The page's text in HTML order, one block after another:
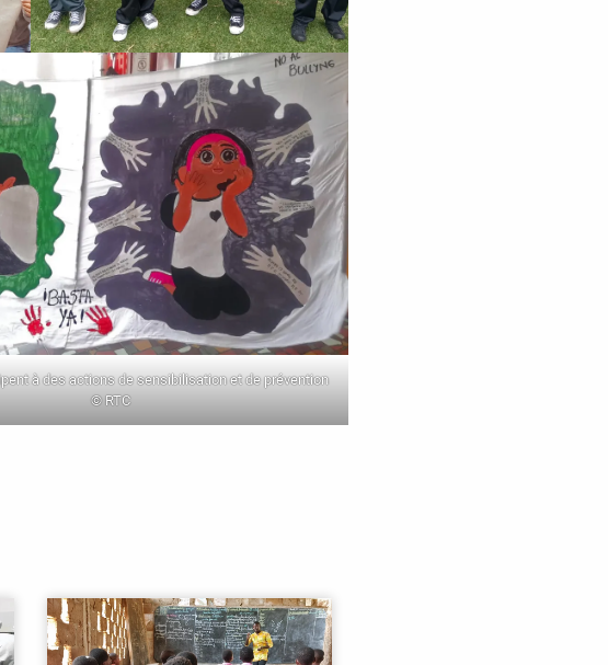
à des actions de sensibilisation et de prévention
© RTC